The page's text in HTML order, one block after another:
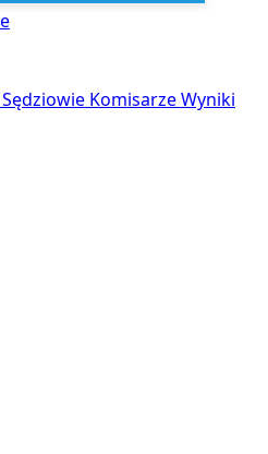
Sędziowie KomisarzeWyniki